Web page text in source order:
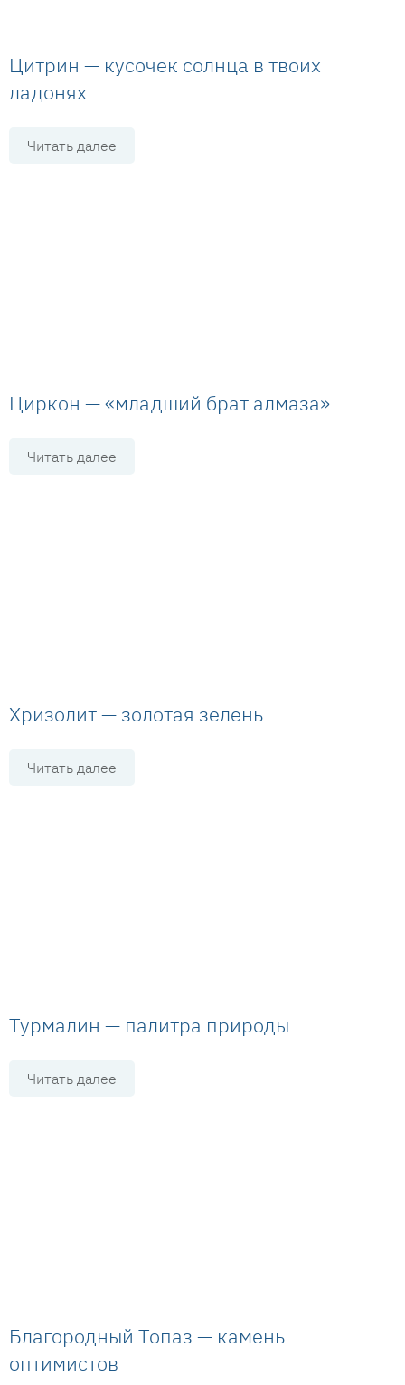
Цитрин — кусочек солнца в твоих
ладонях
Читать далее
Циркон — «младший брат алмаза»
Читать далее
Хризолит — золотая зелень
Читать далее
Турмалин — палитра природы
Читать далее
Благородный Топаз — камень
оптимистов